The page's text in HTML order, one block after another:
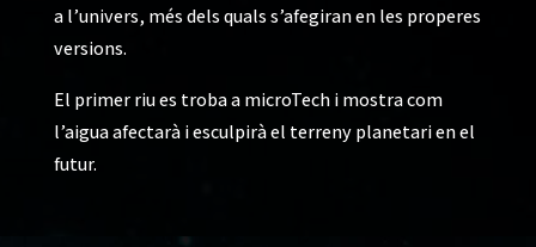
a l’univers, més dels quals s’afegiran en les properes
versions.
El primer riu es troba a microTech i mostra com
l’aigua afectarà i esculpirà el terreny planetari en el
futur.